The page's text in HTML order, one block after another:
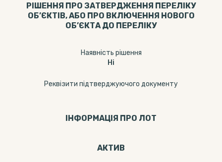
РІШЕННЯ ПРО ЗАТВЕРДЖЕННЯ ПЕРЕЛІКУ
ОБ’ЄКТІВ, АБО ПРО ВКЛЮЧЕННЯ НОВОГО
ОБ’ЄКТА ДО ПЕРЕЛІКУ
Наявність рішення
Ні
Реквізити підтверджуючого документу
ІНФОРМАЦІЯ ПРО ЛОТ
АКТИВ